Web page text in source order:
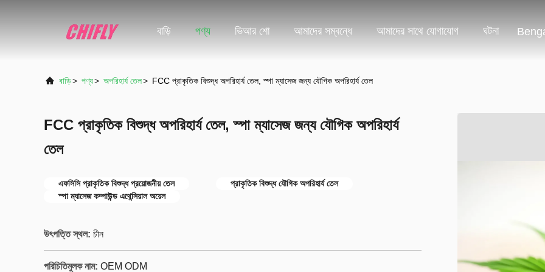
বাড়ি পণ্য ভিআর শো আমাদের সম্বন্ধে আমাদের সাথে যোগাযোগ ঘটনা
বাড়ি> পণ্য> অপরিহার্য তেল> FCC প্রাকৃতিক বিশুদ্ধ অপরিহার্য তেল, স্পা ম্যাসেজ জন্য যৌগিক অপরিহার্য তেল
FCC প্রাকৃতিক বিশুদ্ধ অপরিহার্য তেল, স্পা ম্যাসেজ জন্য যৌগিক অপরিহার্য
তেল
এফসিসি প্রাকৃতিক বিশুদ্ধ প্রয়োজনীয় তেল
প্রাকৃতিক বিশুদ্ধ যৌগিক অপরিহার্য তেল
স্পা ম্যাসেজ কম্পাউন্ড এথেন্সিয়াল অয়েল
উৎপত্তি স্থল: চীন
পরিচিতিমুলক নাম: OEM ODM